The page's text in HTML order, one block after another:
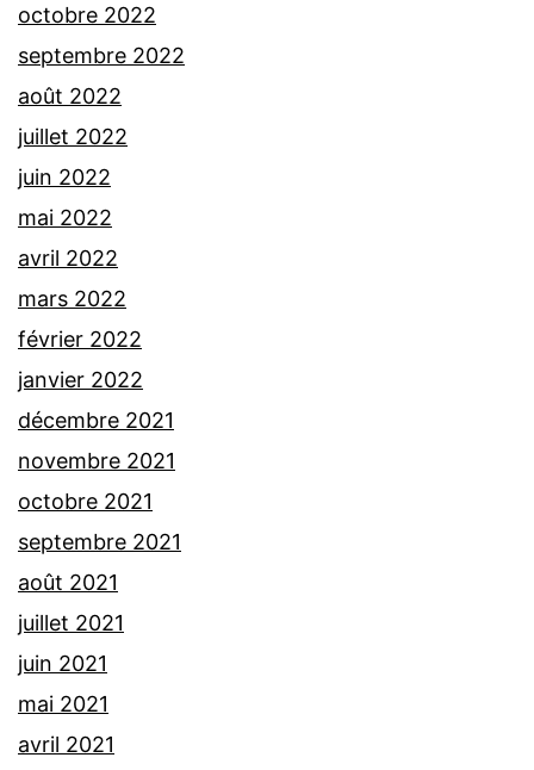
octobre 2022
septembre 2022
août 2022
juillet 2022
juin 2022
mai 2022
avril 2022
mars 2022
février 2022
janvier 2022
décembre 2021
novembre 2021
octobre 2021
septembre 2021
août 2021
juillet 2021
juin 2021
mai 2021
avril 2021